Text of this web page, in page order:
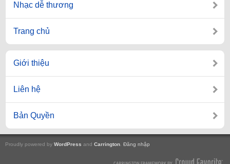
Nhạc dễ thương
Trang chủ
Giới thiệu
Liên hệ
Bản Quyền
Proudly powered by WordPress and Carrington Đăng nhập